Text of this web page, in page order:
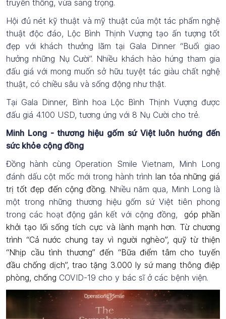
truyền thống, vừa sang trọng.
Hội đủ nét kỹ thuật và mỹ thuật của một tác phẩm nghệ
thuật độc đáo, Lộc Bình Thịnh Vượng tạo ấn tượng tốt
đẹp với khách thưởng lãm tại Gala Dinner “Buổi giao
hưởng những Nụ Cười”. Nhiều khách hào hứng tham gia
đấu giá với mong muốn sở hữu tuyệt tác giàu chất nghệ
thuật, có chiều sâu và sống động như thật.
Tại Gala Dinner, Bình hoa Lộc Bình Thịnh Vượng được
đấu giá 4.100 USD, tương ứng với 8 Nụ Cười cho trẻ.
Minh Long - thương hiệu gốm sứ Việt luôn hướng đến
sức khỏe cộng đồng
Đồng hành cùng Operation Smile Vietnam, Minh Long
đánh dấu cột mốc mới trong hành trình lan tỏa những giá
trị tốt đẹp đến cộng đồng. Nhiều năm qua, Minh Long là
một trong những thương hiệu gốm sứ Việt tiên phong
trong các hoạt động gắn kết với cộng đồng, góp phần
khởi tạo lối sống tích cực và lành mạnh hơn. Từ chương
trình “Cả nước chung tay vì người nghèo”, quỹ từ thiện
“Nhịp cầu tình thương” đến “Bữa điểm tâm cho tuyến
đầu chống dịch”, trao tặng 3.000 ly sứ mang thông điệp
phòng, chống COVID-19 cho y bác sĩ ở các bệnh viện.